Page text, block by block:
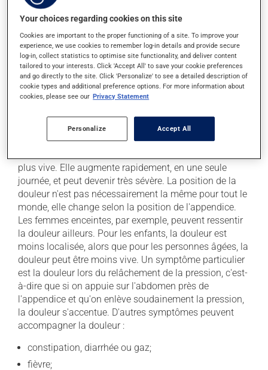
autres, par des matières fécales dures, des restes de
nourriture ou une excroissance dans l'intestin. Une
infection gastro-intestinale ou une inflammation
peuvent aussi engendrer l'appendicite.
Symptômes
Les symptômes de l'appendicite peuvent varier d'une
personne à l'autre et évoluer avec le temps. Le principal
symptôme d'une appendicite est la douleur. Elle débute
autour du nombril et qui descend vers la partie
plus vive. Elle augmente rapidement, en une seule
journée, et peut devenir très sévère. La position de la
douleur n'est pas nécessairement la même pour tout le
monde, elle change selon la position de l'appendice.
Les femmes enceintes, par exemple, peuvent ressentir
la douleur ailleurs. Pour les enfants, la douleur est
moins localisée, alors que pour les personnes âgées, la
douleur peut être moins vive. Un symptôme particulier
est la douleur lors du relâchement de la pression, c'est-
à-dire que si on appuie sur l'abdomen près de
l'appendice et qu'on enlève soudainement la pression,
la douleur s'accentue. D'autres symptômes peuvent
accompagner la douleur :
constipation, diarrhée ou gaz;
fièvre;
Your choices regarding cookies on this site
Cookies are important to the proper functioning of a site. To improve your
experience, we use cookies to remember log-in details and provide secure
log-in, collect statistics to optimise site functionality, and deliver content
tailored to your interests. Click 'Accept All' to save your cookie preferences
and go directly to the site. Click 'Personalize' to see a detailed description of
cookie types and additional preference options. For more information about
cookies, please see our Privacy Statement
Personalize Accept All